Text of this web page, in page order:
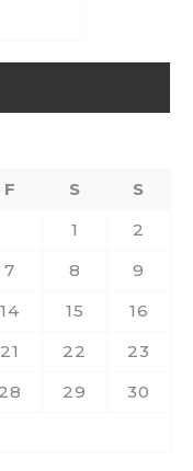
F S
S
1
2
7 8
9
14 15
16
21 22
23
28 29
30